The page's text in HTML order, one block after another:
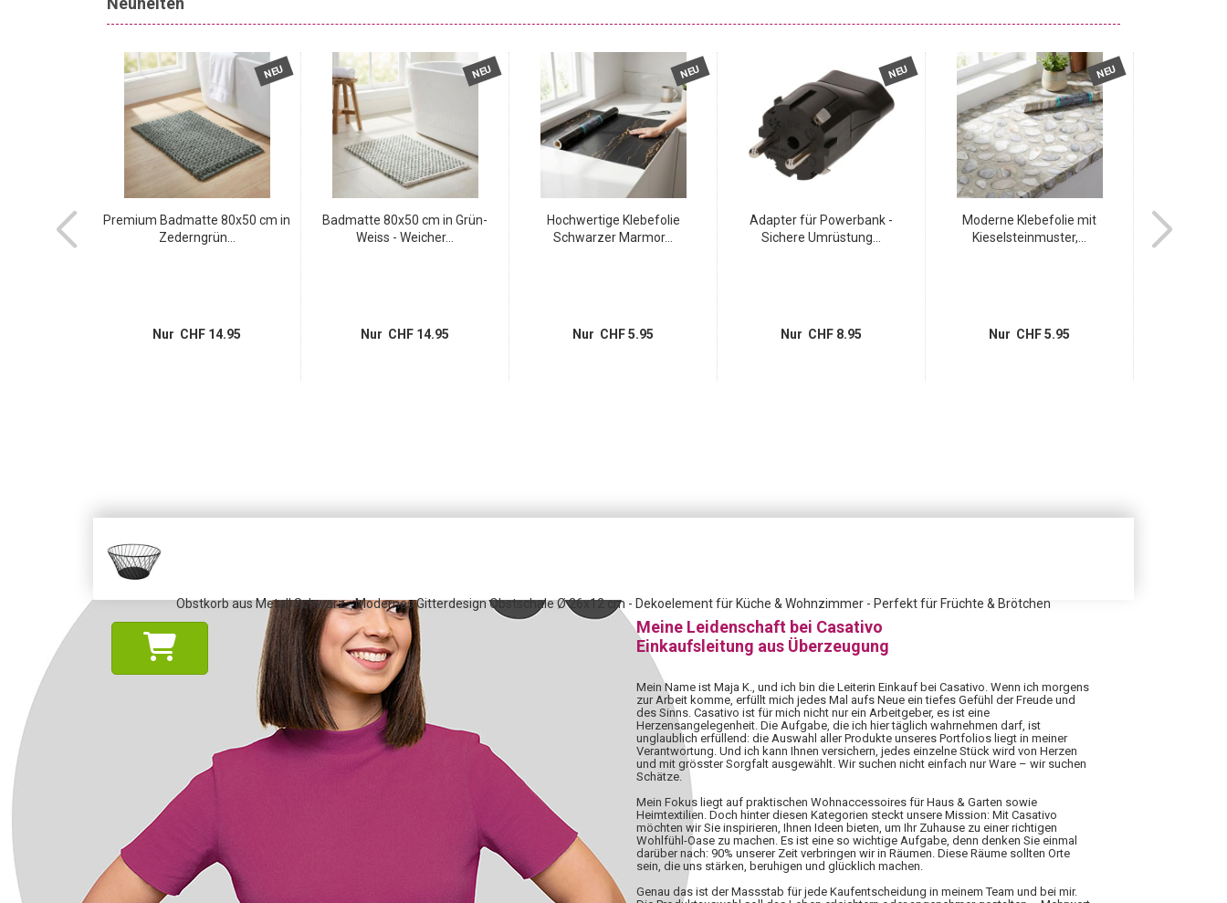
NEU
Premium Badmatte 80x50 cm in
Zederngrün...
Nur CHF 14.95
NEU
Badmatte 80x50 cm in Grün-
Weiss - Weicher...
Nur CHF 14.95
NEU
Hochwertige Klebefolie
Schwarzer Marmor...
Nur CHF 5.95
NEU
Adapter für Powerbank -
Sichere Umrüstung...
Nur CHF 8.95
NEU
Moderne Klebefolie mit
Kieselsteinmuster,...
Nur CHF 5.95
Kabelrolle
Obstkorb aus Metall Schwarz - Modernes Gitterdesign Obstschale Ø 26x12 cm - Dekoelement für Küche & Wohnzimmer - Perfekt für Früchte & Brötchen
Meine Leidenschaft bei Casativo
Einkaufsleitung aus Überzeugung
Mein Name ist Maja K., und ich bin die Leiterin Einkauf bei Casativo. Wenn ich morgens
zur Arbeit komme, erfüllt mich jedes Mal aufs Neue ein tiefes Gefühl der Freude und
des Sinns. Casativo ist für mich nicht nur ein Arbeitgeber, es ist eine
Herzensangelegenheit. Die Aufgabe, die ich hier täglich wahrnehmen darf, ist
unglaublich erfüllend: die Auswahl aller Produkte unseres Portfolios liegt in meiner
Verantwortung. Und ich kann Ihnen versichern, jedes einzelne Stück wird von Herzen
und mit grösster Sorgfalt ausgewählt. Wir suchen nicht einfach nur Ware – wir suchen
Schätze.
Mein Fokus liegt auf praktischen Wohnaccessoires für Haus & Garten sowie
Heimtextilien. Doch hinter diesen Kategorien steckt unsere Mission: Mit Casativo
möchten wir Sie inspirieren, Ihnen Ideen bieten, um Ihr Zuhause zu einer richtigen
Wohlfühl-Oase zu machen. Es ist eine so wichtige Aufgabe, denn denken Sie einmal
darüber nach: 90% unserer Zeit verbringen wir in Räumen. Diese Räume sollten Orte
sein, die uns stärken, beruhigen und glücklich machen.
Genau das ist der Massstab für jede Kaufentscheidung in meinem Team und bei mir.